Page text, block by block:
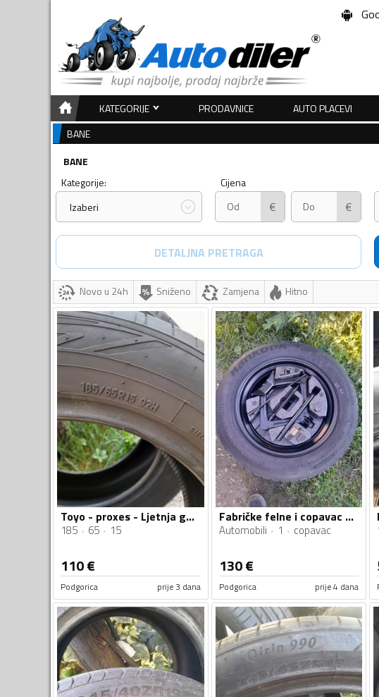
KATEGORIJE PRODAVNICE AUTO PLACEVI
BANE
BANE
Kategorije:
Izaberi
Cijena
€ €
DETALJNA PRETRAGA
Novo u 24h Sniženo Zamjena Hitno
Toyo - proxes - Ljetnja guma
185 65 15
110€
Podgorica prije 3 dana
Fabričke felne i copavac gume
Automobili 1 copavac
130€
Podgorica prije 4 dana